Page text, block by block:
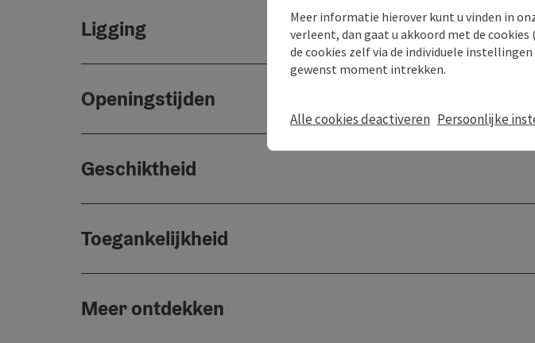
Ligging
Openingstijden
Geschiktheid
Toegankelijkheid
Meer ontdekken
Meer informatie hierover kunt u vinden in
verleent, dan gaat u akkoord met de cookies
de cookies zelf via de individuele
gewenst moment intrekken.
Alle cookies deactiveren Persoonlijke